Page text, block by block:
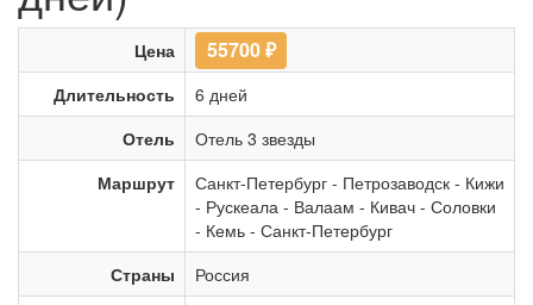
Цена 55700₽
Длительность
6 дней
Отель
Отель 3 звезды
Маршрут
Санкт-Петербург - Петрозаводск - Кижи
- Рускеала - Валаам - Кивач - Соловки
- Кемь - Санкт-Петербург
Страны
Россия